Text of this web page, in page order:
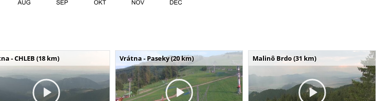
- CHLEB (18 km) Vrátna - Paseky (20 km) Malinô Brdo (31 km)